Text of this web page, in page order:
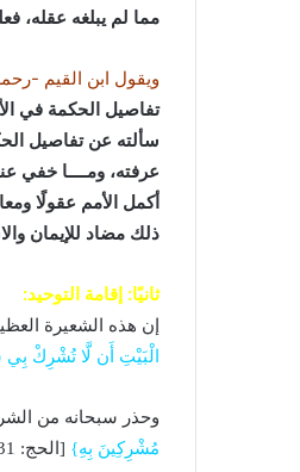
مما لم يبلغه عقله،
ويقول ابن القيم -
تفاصيل الحكمة في
سألته عن تفاصيل
عرفته، ومــــا خفي
أكمل الأمم عقولًا
ذلك مضاد للإيمان
ثانيًا: إقامة التوحيد:
إن هذه الشعيرة
الْبَيْتِ أَن لَّا تُشْرِكْ بِي
وحذر سبحانه من
مُشْرِكِينَ بِهِ} [الحج: 30،31].